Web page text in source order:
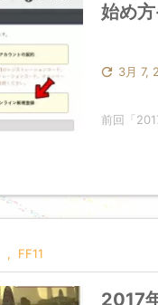
始め
 3月 7,
前回「
, FF11
2017